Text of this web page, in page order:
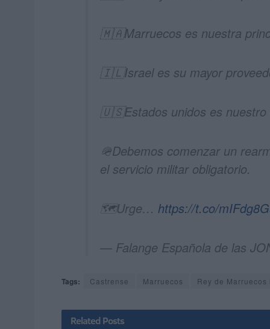
🇲🇦Marruecos es nuestra
🇮🇱Israel es su mayor
🇺🇸Estados unidos es nuestro
🪖Debemos comenzar un
el servicio militar obligatorio.
🗺Urge… https://t.co/
— Falange Española de las
Tags: Castrense Marruecos Rey de Marruecos
Related Posts